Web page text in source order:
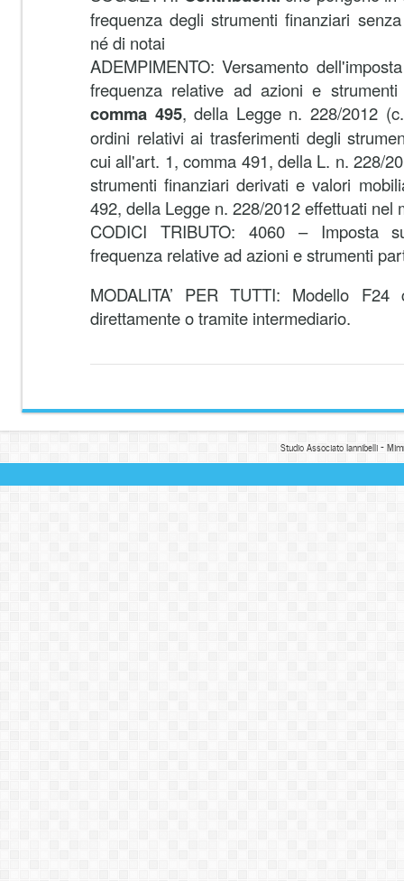
frequenza degli strumenti finanziari
né di notai
ADEMPIMENTO:Versamento
frequenza relative ad azioni e
comma 495, della Legge n. 228/2012
ordini relativi ai trasferimenti degli
cui all'art. 1, comma 491, della L. n. 228/
strumenti finanziari derivati e valori
492, della Legge n. 228/2012 effettuati nel
CODICI TRIBUTO: 4060 – Imposta
frequenza relative ad azioni e strumenti
MODALITA’ PER TUTTI: Modello F24
direttamente o tramite intermediario.
Studio Associato Iannibelli -